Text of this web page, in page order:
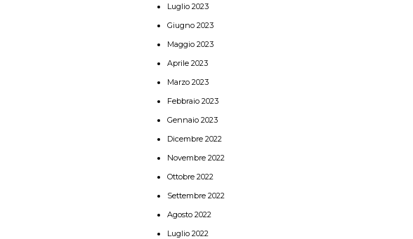
Luglio 2023
Giugno 2023
Maggio 2023
Aprile 2023
Marzo 2023
Febbraio 2023
Gennaio 2023
Dicembre 2022
Novembre 2022
Ottobre 2022
Settembre 2022
Agosto 2022
Luglio 2022